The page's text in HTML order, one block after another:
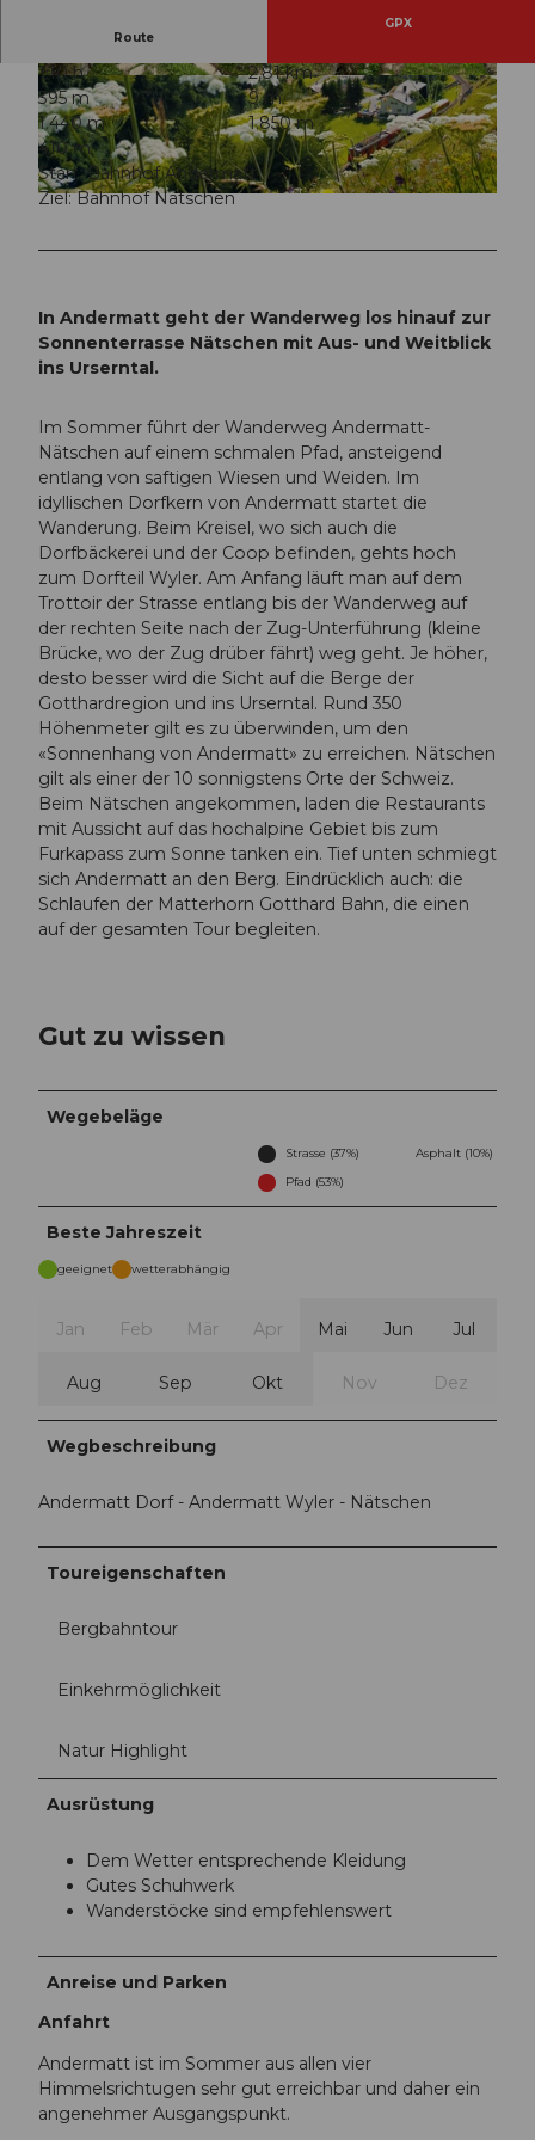
© Andermatt-Urserntal Tourismus GmbH, Ferienregion Andermatt
© Marlies Planzer, Ferienregion Andermatt © Marlies Planzer, Ferienregion Andermatt
Route
GPX
1:10 h
2,81 km
395 m
9 m
1.440 m
1.850 m
410 m
Start: Bahnhof Andermatt
Ziel: Bahnhof Nätschen
In Andermatt geht der Wanderweg los hinauf zur
Sonnenterrasse Nätschen mit Aus- und Weitblick
ins Urserntal.
Im Sommer führt der Wanderweg Andermatt-
Nätschen auf einem schmalen Pfad, ansteigend
entlang von saftigen Wiesen und Weiden. Im
idyllischen Dorfkern von Andermatt startet die
Wanderung. Beim Kreisel, wo sich auch die
Dorfbäckerei und der Coop befinden, gehts hoch
zum Dorfteil Wyler. Am Anfang läuft man auf dem
Trottoir der Strasse entlang bis der Wanderweg auf
der rechten Seite nach der Zug-Unterführung (kleine
Brücke, wo der Zug drüber fährt) weg geht. Je höher,
desto besser wird die Sicht auf die Berge der
Gotthardregion und ins Urserntal. Rund 350
Höhenmeter gilt es zu überwinden, um den
«Sonnenhang von Andermatt» zu erreichen. Nätschen
gilt als einer der 10 sonnigstens Orte der Schweiz.
Beim Nätschen angekommen, laden die Restaurants
mit Aussicht auf das hochalpine Gebiet bis zum
Furkapass zum Sonne tanken ein. Tief unten schmiegt
sich Andermatt an den Berg. Eindrücklich auch: die
Schlaufen der Matterhorn Gotthard Bahn, die einen
auf der gesamten Tour begleiten.
Gut zu wissen
Wegebeläge
Strasse (37%)
Asphalt (10%)
Pfad (53%)
Beste Jahreszeit
geeignet wetterabhängig
Jan Feb Mär Apr Mai Jun Jul
Aug Sep Okt Nov Dez
Wegbeschreibung
Andermatt Dorf - Andermatt Wyler - Nätschen
Toureigenschaften
Bergbahntour
Einkehrmöglichkeit
Natur Highlight
Ausrüstung
Dem Wetter entsprechende Kleidung
Gutes Schuhwerk
Wanderstöcke sind empfehlenswert
Anreise und Parken
Anfahrt
Andermatt ist im Sommer aus allen vier
Himmelsrichtugen sehr gut erreichbar und daher ein
angenehmer Ausgangspunkt.